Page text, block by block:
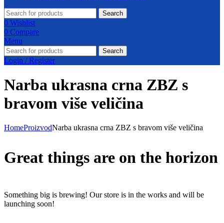
Search
0 Wishlist
0 Compare
Menu
Search
Login / Register
Narba ukrasna crna ZBZ s
bravom više veličina
HomeProizvodNarba ukrasna crna ZBZ s bravom više veličina
Great things are on the horizon